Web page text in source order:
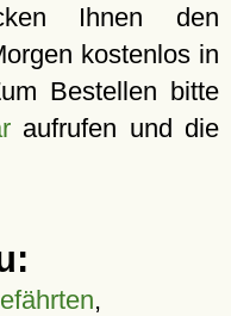
Ihnen den
kostenlos in
Bestellen bitte
aufrufen und die
,